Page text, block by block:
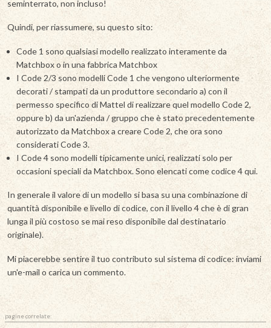
seminterrato, non incluso!
Quindi, per riassumere, su questo sito:
Code 1 sono qualsiasi modello realizzato interamente da
Matchbox o in una fabbrica Matchbox
I Code 2/3 sono modelli Code 1 che vengono ulteriormente
decorati / stampati da un produttore secondario a) con il
permesso specifico di Mattel di realizzare quel modello Code 2,
oppure b) da un'azienda / gruppo che è stato precedentemente
autorizzato da Matchbox a creare Code 2, che ora sono
considerati Code 3.
I Code 4 sono modelli tipicamente unici, realizzati solo per
occasioni speciali da Matchbox. Sono elencati come codice 4 qui.
In generale il valore di un modello si basa su una combinazione di
quantità disponibile e livello di codice, con il livello 4 che è di gran
lunga il più costoso se mai reso disponibile dal destinatario
originale).
Mi piacerebbe sentire il tuo contributo sul sistema di codice: inviami
un'e-mail o carica un commento.
pagine correlate: